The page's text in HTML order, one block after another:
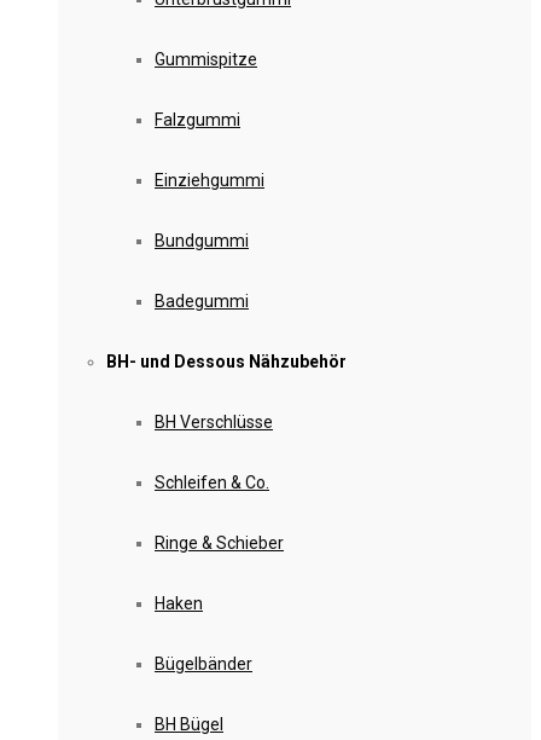
Gummispitze
Falzgummi
Einziehgummi
Bundgummi
Badegummi
BH- und Dessous Nähzubehör
BH Verschlüsse
Schleifen & Co.
Ringe & Schieber
Haken
Bügelbänder
BH Bügel